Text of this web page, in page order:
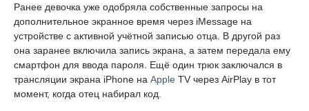
Ранее девочка уже одобряла собственные запросы на
дополнительное экранное время через iMessage на
устройстве с активной учётной записью отца. В другой раз
она заранее включила запись экрана, а затем передала ему
смартфон для ввода пароля. Ещё один трюк заключался в
трансляции экрана iPhone на Apple TV через AirPlay в тот
момент, когда отец набирал код.